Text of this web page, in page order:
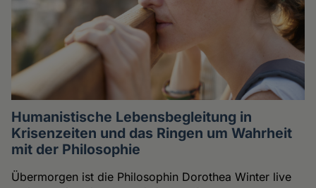
Humanistische Lebensbegleitung in
Krisenzeiten und das Ringen um Wahrheit
mit der Philosophie
Übermorgen ist die Philosophin Dorothea Winter live